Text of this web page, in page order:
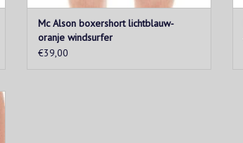
Mc Alson boxershort lichtblauw-
oranje windsurfer
€39,00